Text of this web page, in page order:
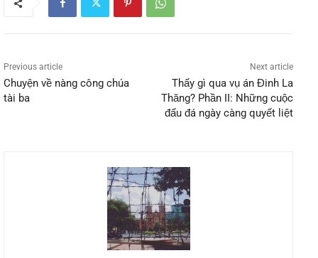
Previous article
Chuyện về nàng công chúa
tài ba
Next article
Thấy gì qua vụ án Đinh La
Thăng? Phần II: Những cuộc
đấu đá ngày càng quyết liệt